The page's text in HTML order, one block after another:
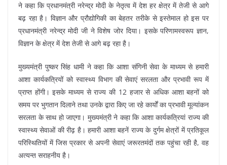
ने कहा कि प्रधानमंत्री नरेन्द्र मोदी के नेतृत्व में देश हर क्षेत्र में तेजी से आगे
बढ़ रहा है। विज्ञान और प्रौद्योगिकी का बेहतर तरीके से इस्तेमाल हो इस पर
प्रधानमंत्री नरेन्द्र मोदी जी ने विशेष जोर दिया। इसके परिणामस्वरूप ज्ञान,
विज्ञान के क्षेत्र में देश तेजी से आगे बढ़ रहा है।
मुख्यमंत्री पुष्कर सिंह धामी ने कहा कि आशा संगिनी सेवा के माध्यम से हमारी
आशा कार्यकत्रियों को स्वास्थ्य विभाग की सेवाएं सरलता और प्रभावी रूप में
प्राप्त होंगी। इसके माध्यम से राज्य की 12 हजार से अधिक आशा बहनों को
समय पर भुगतान दिलाने तथा उनके द्वारा किए जा रहे कार्यों का प्रभावी मूल्यांकन
सरलता के साथ हो जाएगा। मुख्यमंत्री ने कहा कि आशा कार्यकत्रियां राज्य की
स्वास्थ्य सेवाओं की रीढ़ है। हमारी आशा बहनें राज्य के दुर्गम क्षेत्रों में प्रतिकूल
परिस्थितियों में जिस प्रकार से अपनी सेवाएं जरूरतमंदों तक पहुंचा रही है, वह
अत्यन्त सराहनीय है।